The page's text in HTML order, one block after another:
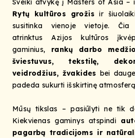
Sveiki atvykę į Masters of Asia –
Rytų kultūros grožis ir
susitinka vienoje vietoje. Čia
atrinktus Azijos kultūros
gaminius, rankų darbo
šviestuvus, tekstilę,
veidrodžius, žvakides
bei
padeda sukurti išskirtinę
Mūsų tikslas – pasiūlyti ne tik
Kiekvienas gaminys atspindi
pagarbą tradicijoms ir